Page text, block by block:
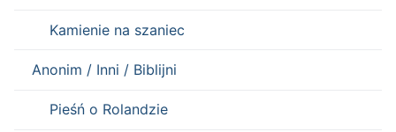
Kamienie na szaniec
Anonim / Inni / Biblijni
Pieśń o Rolandzie